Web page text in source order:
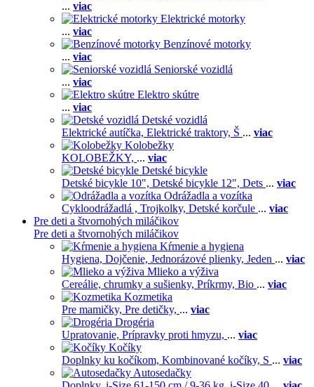
... viac
Elektrické motorky
... viac
Benzínové motorky
... viac
Seniorské vozidlá
... viac
Elektro skútre
... viac
Detské vozidlá
Elektrické autíčka, Elektrické traktory, Š ... viac
Kolobežky
KOLOBEŽKY, ... viac
Detské bicykle
Detské bicykle 10", Detské bicykle 12", Dets ... viac
Odrážadla a vozítka
Cykloodrážadlá , Trojkolky, Detské korčule ... viac
Pre deti a štvornohých miláčikov
Pre deti a štvornohých miláčikov
Kŕmenie a hygiena
Hygiena, Dojčenie, Jednorázové plienky, Jeden ... viac
Mlieko a výživa
Cereálie, chrumky a sušienky, Príkrmy, Bio ... viac
Kozmetika
Pre mamičky, Pre detičky, ... viac
Drogéria
Upratovanie, Prípravky proti hmyzu, ... viac
Kočíky
Doplnky ku kočíkom, Kombinované kočíky, S ... viac
Autosedačky